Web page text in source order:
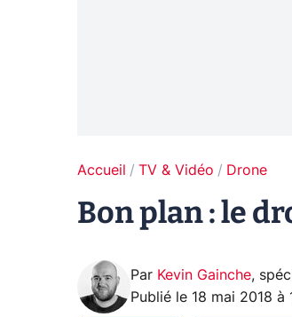
Accueil TV & Vidéo Drone
Bon plan : le
Par Kevin Gainche,
Publié le 18 mai 2018 à